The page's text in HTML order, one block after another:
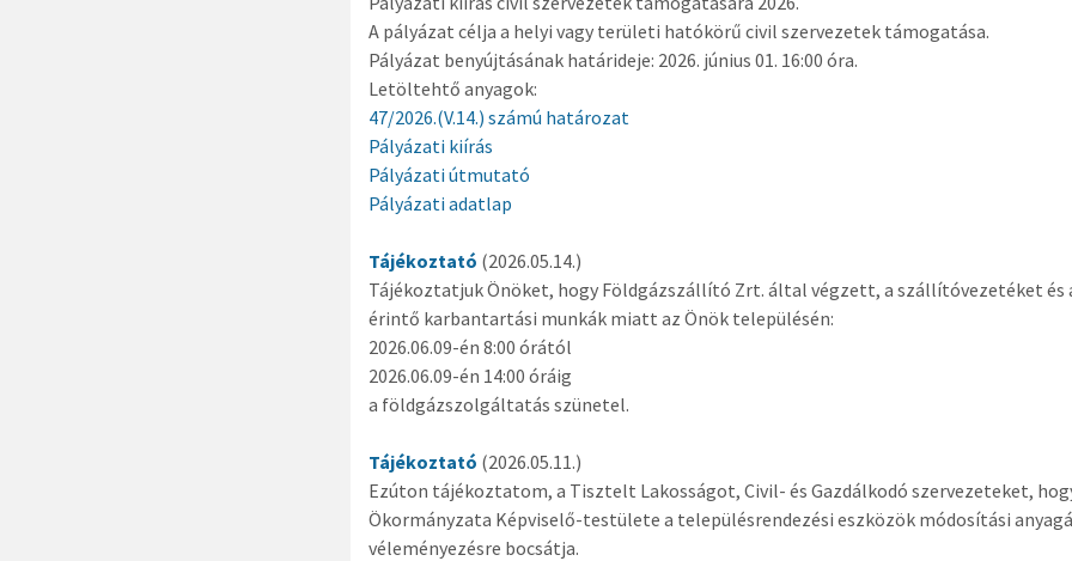
A pályázat célja a helyi vagy területi hatókörű civil szervezetek támogatása.
Pályázat benyújtásának határideje: 2026. június 01. 16:00 óra.
Letöltehtő anyagok:
47/2026.(V.14.) számú határozat
Pályázati kiírás
Pályázati útmutató
Pályázati adatlap
Tájékoztató (2026.05.14.)
Tájékoztatjuk Önöket, hogy Földgázszállító Zrt. által végzett, a szállítóvezetéket és
érintő karbantartási munkák miatt az Önök településén:
2026.06.09-én 8:00 órától
2026.06.09-én 14:00 óráig
a földgázszolgáltatás szünetel.
Tájékoztató (2026.05.11.)
Ezúton tájékoztatom, a Tisztelt Lakosságot, Civil- és Gazdálkodó szervezeteket,
Ökormányzata Képviselő-testülete a településrendezési eszközök módosítási
véleményezésre bocsátja.